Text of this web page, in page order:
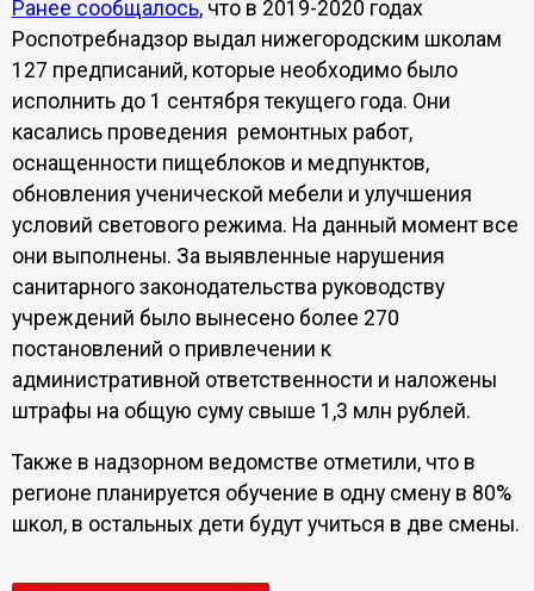
Ранее сообщалось, что в 2019-2020 годах
Роспотребнадзор выдал нижегородским школам
127 предписаний, которые необходимо было
исполнить до 1 сентября текущего года. Они
касались проведения ремонтных работ,
оснащенности пищеблоков и медпунктов,
обновления ученической мебели и улучшения
условий светового режима. На данный момент все
они выполнены. За выявленные нарушения
санитарного законодательства руководству
учреждений было вынесено более 270
постановлений о привлечении к
административной ответственности и наложены
штрафы на общую суму свыше 1,3 млн рублей.
Также в надзорном ведомстве отметили, что в
регионе планируется обучение в одну смену в 80%
школ, в остальных дети будут учиться в две смены.